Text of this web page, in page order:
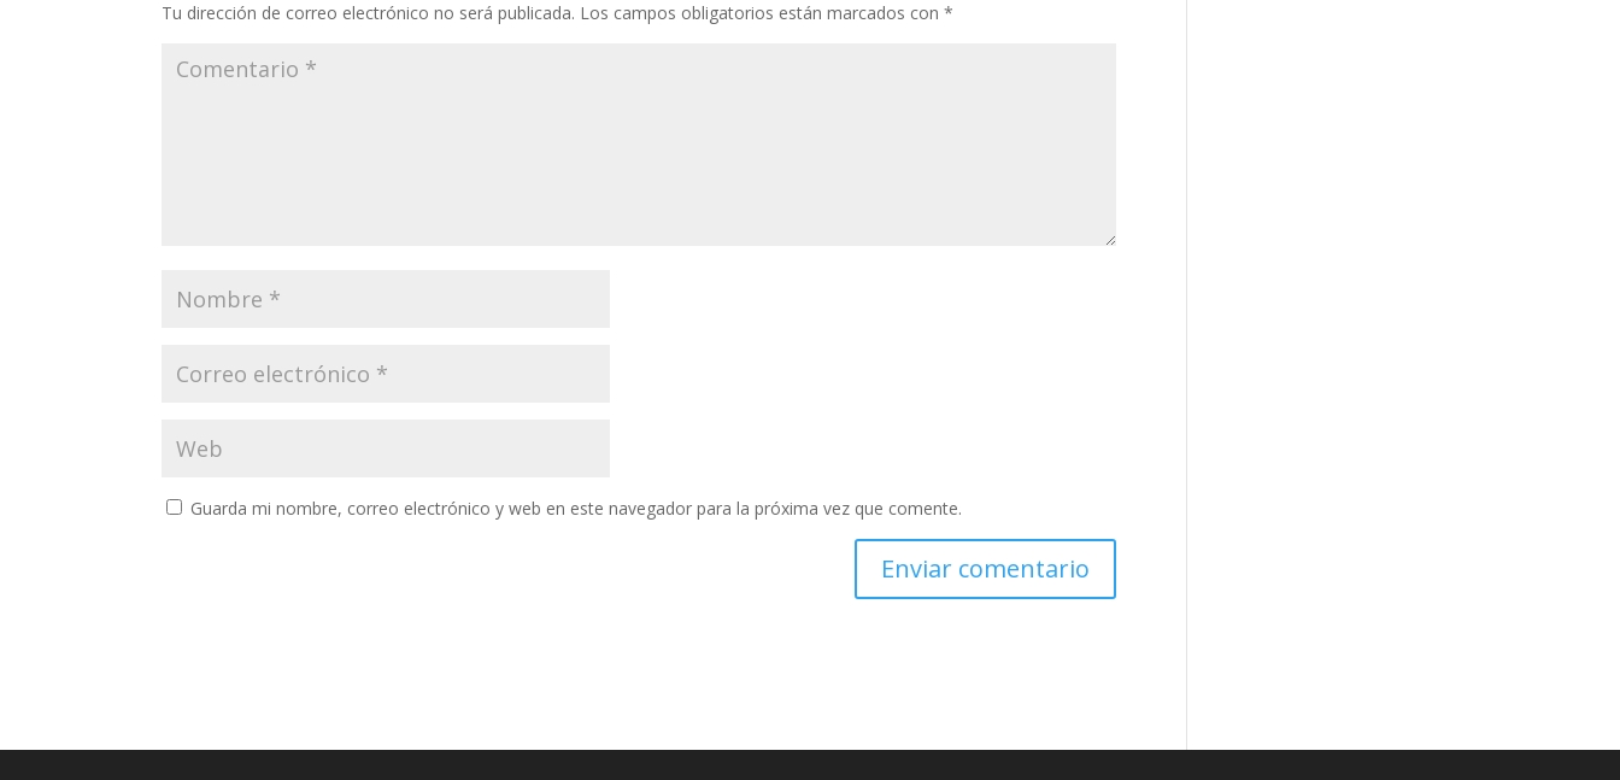
Tu dirección de correo electrónico no será publicada. Los campos obligatorios están marcados con*
Guarda mi nombre, correo electrónico y web en este navegador para la próxima vez que comente.